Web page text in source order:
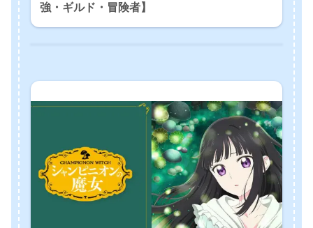
強・ギルド・冒険者】